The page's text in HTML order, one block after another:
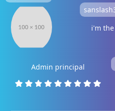
i'm
Admin principal